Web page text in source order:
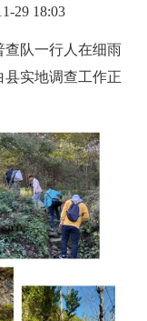
29 18:03
查队一行人在细雨
县实地调查工作正